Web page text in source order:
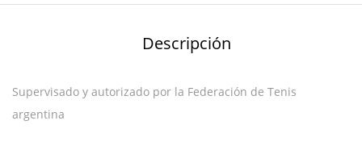
Descripción
Supervisado y autorizado por la Federación de Tenis
argentina